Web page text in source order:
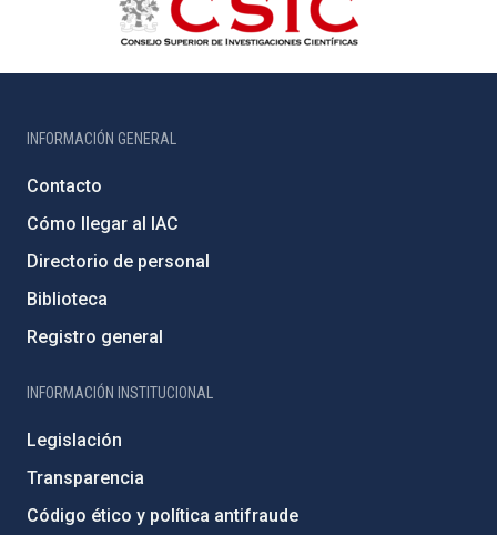
INFORMACIÓN GENERAL
Contacto
Cómo llegar al IAC
Directorio de personal
Biblioteca
Registro general
INFORMACIÓN INSTITUCIONAL
Legislación
Transparencia
Código ético y política antifraude